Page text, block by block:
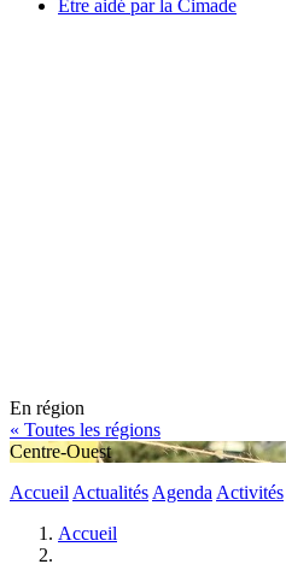
Être aidé par la Cimade
En région
« Toutes les régions
Centre-Ouest
Accueil Actualités Agenda Activités
Accueil